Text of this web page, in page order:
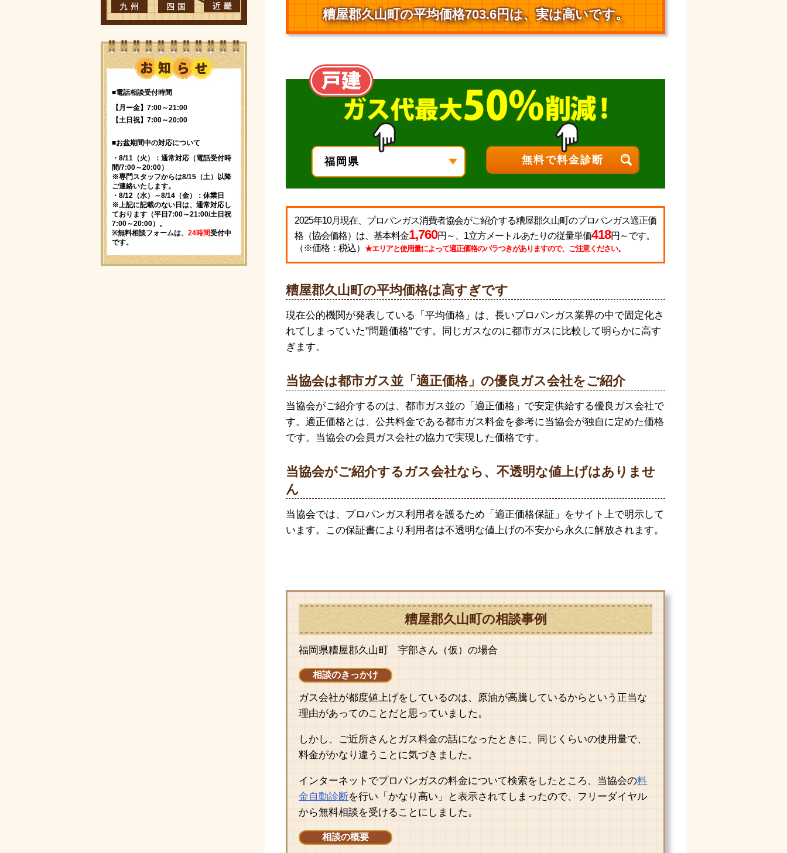
■電話相談受付時間
【月ー金】7:00～21:00
【土日祝】7:00～20:00
■お盆期間中の対応について
・8/11（火）：通常対応（電話受付時
間/7:00～20:00）
※専門スタッフからは8/15（土）以降
ご連絡いたします。
・8/12（水）～8/14（金）：休業日
※上記に記載のない日は、通常対応し
ております（平日7:00～21:00/土日祝
7:00～20:00）。
※無料相談フォームは、 24時間受付中
です。
糟屋郡久山町の平均価格703.6円は、実は高いです。
2025年10月現在、プロパンガス消費者協会がご紹介する糟屋郡久山町のプロパンガス適正価
格（協会価格）は、基本料金1,760円～、1立方メートルあたりの従量単価418円～です。
（※価格：税込） ★エリアと使用量によって適正価格のバラつきがありますので、ご注意ください。
糟屋郡久山町の平均価格は高すぎです
現在公的機関が発表している「平均価格」は、長いプロパンガス業界の中で固定化さ
れてしまっていた"問題価格"です。同じガスなのに都市ガスに比較して明らかに高す
ぎます。
当協会は都市ガス並「適正価格」の優良ガス会社をご紹介
当協会がご紹介するのは、都市ガス並の「適正価格」で安定供給する優良ガス会社で
す。適正価格とは、公共料金である都市ガス料金を参考に当協会が独自に定めた価格
です。当協会の会員ガス会社の協力で実現した価格です。
当協会がご紹介するガス会社なら、不透明な値上げはありませ
ん
当協会では、プロパンガス利用者を護るため「適正価格保証」をサイト上で明示して
います。この保証書により利用者は不透明な値上げの不安から永久に解放されます。
糟屋郡久山町の相談事例
福岡県糟屋郡久山町 宇部さん（仮）の場合
相談のきっかけ
ガス会社が都度値上げをしているのは、原油が高騰しているからという正当な
理由があってのことだと思っていました。
しかし、ご近所さんとガス料金の話になったときに、同じくらいの使用量で、
料金がかなり違うことに気づきました。
インターネットでプロパンガスの料金について検索をしたところ、当協会の料
金自動診断を行い「かなり高い」と表示されてしまったので、フリーダイヤル
から無料相談を受けることにしました。
相談の概要